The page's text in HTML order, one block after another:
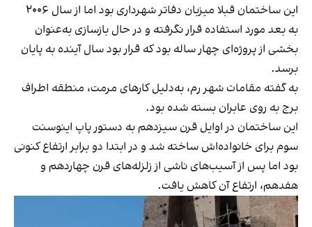
این ساختمان قبلا میزبان دفاتر شهرداری بود اما از سال ۲۰۰۶
به بعد مورد استفاده قرار نگرفته و در حال بازسازی به‌عنوان
بخشی از پروژه‌ای چهار ساله بود که قرار بود سال آینده به پایان
برسد.
به‌ گفته مقامات شهر رم، به‌دلیل کارهای مرمت، منطقه اطراف
برج به روی عابران بسته شده بود.
این ساختمان در اوایل قرن سیزدهم به دستور پاپ اینوسنت
سوم برای خانواده‌اش ساخته شد و در ابتدا دو برابر ارتفاع کنونی
بود اما پس از آسیب‌های ناشی از زلزله‌های قرن چهاردهم و
هفدهم، ارتفاع آن کاهش یافت.